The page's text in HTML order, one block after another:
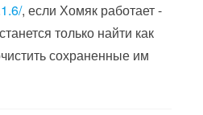
, если Хомяк работает -
только найти как
сохраненные им